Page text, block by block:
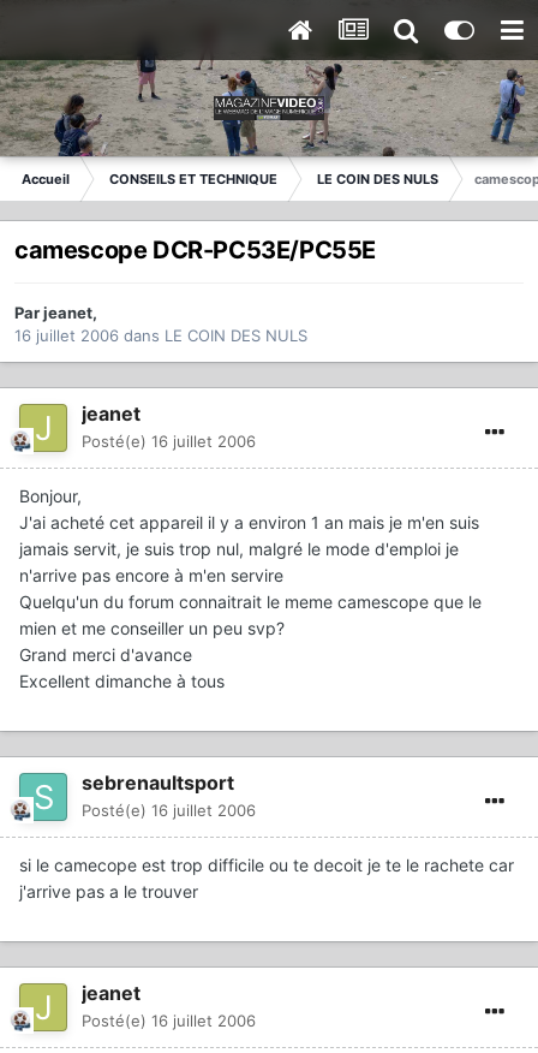
Accueil CONSEILS ET TECHNIQUE LE COIN DES NULS
camescope DCR-PC53E/PC55E
Parjeanet,
16 juillet 2006 dans LE COIN DES NULS
jeanet
Posté(e) 16 juillet 2006
Bonjour,
J'ai acheté cet appareil il y a environ 1 an mais je m'en suis
jamais servit, je suis trop nul, malgré le mode d'emploi je
n'arrive pas encore à m'en servire
Quelqu'un du forum connaitrait le meme camescope que le
mien et me conseiller un peu svp?
Grand merci d'avance
Excellent dimanche à tous
sebrenaultsport
Posté(e) 16 juillet 2006
si le camecope est trop difficile ou te decoit je te le rachete car
j'arrive pas a le trouver
jeanet
Posté(e) 16 juillet 2006